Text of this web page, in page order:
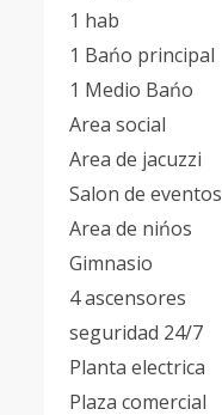
1 hab
1 Bańo principal
1 Medio Bańo
Area social
Area de jacuzzi
Salon de eventos
Area de nińos
Gimnasio
4 ascensores
seguridad 24/7
Planta electrica
Plaza comercial